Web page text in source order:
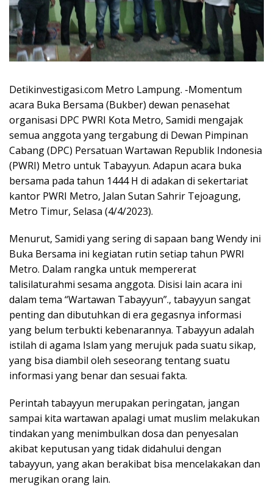
Detikinvestigasi.com Metro Lampung. -Momentum
acara Buka Bersama (Bukber) dewan penasehat
organisasi DPC PWRI Kota Metro, Samidi mengajak
semua anggota yang tergabung di Dewan Pimpinan
Cabang (DPC) Persatuan Wartawan Republik Indonesia
(PWRI) Metro untuk Tabayyun. Adapun acara buka
bersama pada tahun 1444 H di adakan di sekertariat
kantor PWRI Metro, Jalan Sutan Sahrir Tejoagung,
Metro Timur, Selasa (4/4/2023).
Menurut, Samidi yang sering di sapaan bang Wendy ini
Buka Bersama ini kegiatan rutin setiap tahun PWRI
Metro. Dalam rangka untuk mempererat
talisilaturahmi sesama anggota. Disisi lain acara ini
dalam tema “Wartawan Tabayyun”., tabayyun sangat
penting dan dibutuhkan di era gegasnya informasi
yang belum terbukti kebenarannya. Tabayyun adalah
istilah di agama Islam yang merujuk pada suatu sikap,
yang bisa diambil oleh seseorang tentang suatu
informasi yang benar dan sesuai fakta.
Perintah tabayyun merupakan peringatan, jangan
sampai kita wartawan apalagi umat muslim melakukan
tindakan yang menimbulkan dosa dan penyesalan
akibat keputusan yang tidak didahului dengan
tabayyun, yang akan berakibat bisa mencelakakan dan
merugikan orang lain.